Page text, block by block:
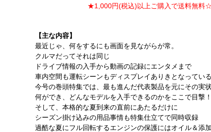
★1,000円(税込)以上ご購入で送料無
【主な内容】
最近じゃ、何をするにも画面を見ながらが常。
クルマだってそれは同じ
ドライブ情報の入手から動画の記録にエンタメまで
車内空間も運転シーンもディスプレイありきとなっている
今号の巻頭特集では、最も進んだ代表製品を元にその実
何ができ、どんなモデルを入手できるのかをここで目撃！
そして、本格的な夏到来の直前にあたるだけに
シーズン掛け込みの用品事情も特集仕立てで同時収録
過酷な夏にフル回転するエンジンの保護にはオイル＆添